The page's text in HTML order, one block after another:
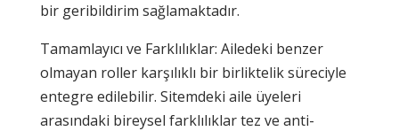
bir geribildirim sağlamaktadır.
Tamamlayıcı ve Farklılıklar: Ailedeki benzer
olmayan roller karşılıklı bir birliktelik süreciyle
entegre edilebilir. Sitemdeki aile üyeleri
arasındaki bireysel farklılıklar tez ve anti-